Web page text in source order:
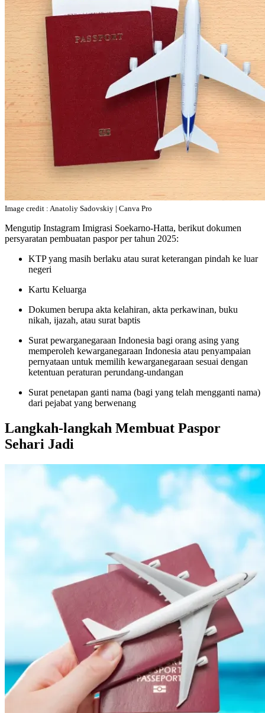
Image credit : Anatoliy Sadovskiy | Canva Pro
Mengutip Instagram Imigrasi Soekarno-Hatta, berikut dokumen
persyaratan pembuatan paspor per tahun 2025:
KTP yang masih berlaku atau surat keterangan pindah ke luar
negeri
Kartu Keluarga
Dokumen berupa akta kelahiran, akta perkawinan, buku
nikah, ijazah, atau surat baptis
Surat pewarganegaraan Indonesia bagi orang asing yang
memperoleh kewarganegaraan Indonesia atau penyampaian
pernyataan untuk memilih kewarganegaraan sesuai dengan
ketentuan peraturan perundang-undangan
Surat penetapan ganti nama (bagi yang telah mengganti nama)
dari pejabat yang berwenang
Langkah-langkah Membuat Paspor
Sehari Jadi